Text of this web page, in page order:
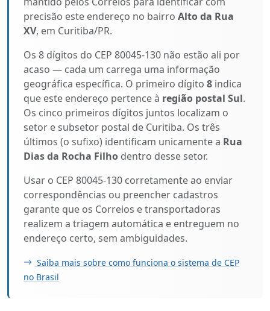
precisão este endereço no bairro Alto da Rua
XV, em Curitiba/PR.
Os 8 dígitos do CEP 80045-130 não estão ali por
acaso — cada um carrega uma informação
geográfica específica. O primeiro dígito 8 indica
que este endereço pertence à região postal Sul.
Os cinco primeiros dígitos juntos localizam o
setor e subsetor postal de Curitiba. Os três
últimos (o sufixo) identificam unicamente a Rua
Dias da Rocha Filho dentro desse setor.
Usar o CEP 80045-130 corretamente ao enviar
correspondências ou preencher cadastros
garante que os Correios e transportadoras
realizem a triagem automática e entreguem no
endereço certo, sem ambiguidades.
Saiba mais sobre como funciona o sistema de CEP
no Brasil